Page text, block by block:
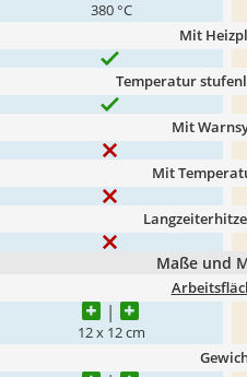
380 °C
Mit
Temperatur
Mit
Mit
Maße und
12 x 12 cm